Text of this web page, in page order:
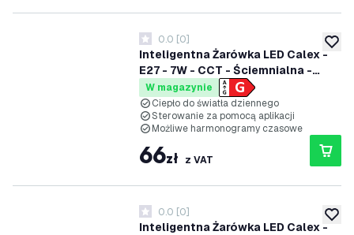
Inteligentna Żarówka LED Calex -
E27 - 7W - CCT - Ściemnialna -
Bluetooth Mesh
0 Gwiazdki oceny
0.0 [0]
W magazynie
Ciepło do światła dziennego
Sterowanie za pomocą aplikacji
Możliwe harmonogramy czasowe
66zł z VAT
Inteligentna Żarówka LED Calex -
0 Gwiazdki oceny
0.0 [0]